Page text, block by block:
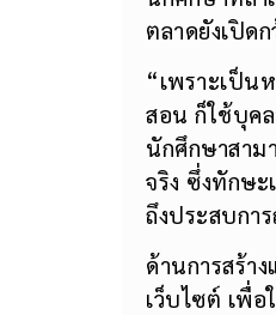
นักศึกษาที่ส
“เพราะเป็
สอน ก็ใช้บุค
นักศึกษาสา
จริง ซึ่งทักษะ
ด้านการสร้